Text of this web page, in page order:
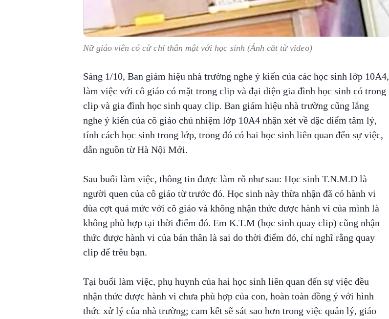
Nữ giáo viên có cử chỉ thân mật với học sinh (Ảnh cắt từ video)
Sáng 1/10, Ban giám hiệu nhà trường nghe ý kiến của các học sinh lớp 10A4,
làm việc với cô giáo có mặt trong clip và đại diện gia đình học sinh có trong
clip và gia đình học sinh quay clip. Ban giám hiệu nhà trường cũng lắng
nghe ý kiến của cô giáo chủ nhiệm lớp 10A4 nhận xét về đặc điểm tâm lý,
tính cách học sinh trong lớp, trong đó có hai học sinh liên quan đến sự việc,
dẫn nguồn từ Hà Nội Mới.
Sau buổi làm việc, thông tin được làm rõ như sau: Học sinh T.N.M.Đ là
người quen của cô giáo từ trước đó. Học sinh này thừa nhận đã có hành vi
đùa cợt quá mức với cô giáo và không nhận thức được hành vi của mình là
không phù hợp tại thời điểm đó. Em K.T.M (học sinh quay clip) cũng nhận
thức được hành vi của bản thân là sai do thời điểm đó, chỉ nghĩ rằng quay
clip để trêu bạn.
Tại buổi làm việc, phụ huynh của hai học sinh liên quan đến sự việc đều
nhận thức được hành vi chưa phù hợp của con, hoàn toàn đồng ý với hình
thức xử lý của nhà trường; cam kết sẽ sát sao hơn trong việc quản lý, giáo